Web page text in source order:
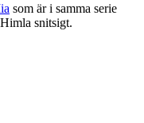
som är i samma serie
snitsigt.